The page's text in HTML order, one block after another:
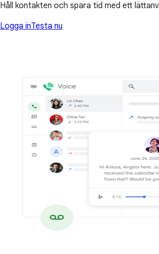
Håll kontakten och spara tid med ett
Logga inTesta nu